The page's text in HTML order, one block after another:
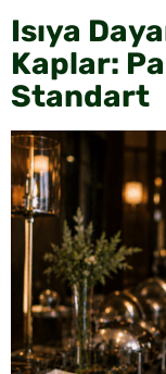
Isıya
Kaplar:
Standart